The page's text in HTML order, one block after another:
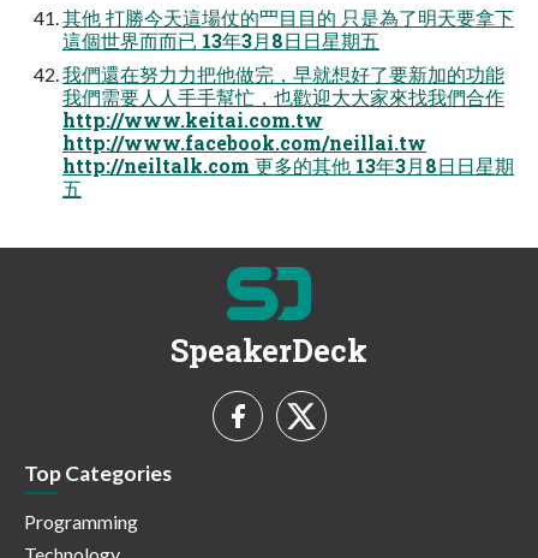
其他 打勝今天這場仗的⺫⽬目的 只是為了明天要拿下
這個世界⽽而已 13年3月8⽇日星期五
我們還在努⼒力把他做完，早就想好了要新加的功能
我們需要⼈人⼿手幫忙，也歡迎⼤大家來找我們合作
http://www.keitai.com.tw
http://www.facebook.com/neillai.tw
http://neiltalk.com 更多的其他 13年3月8⽇日星期
五
SpeakerDeck
Top Categories
Programming